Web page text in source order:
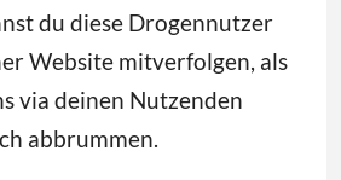
du diese Drogennutzer
Website mitverfolgen, als
via deinen Nutzenden
abbrummen.